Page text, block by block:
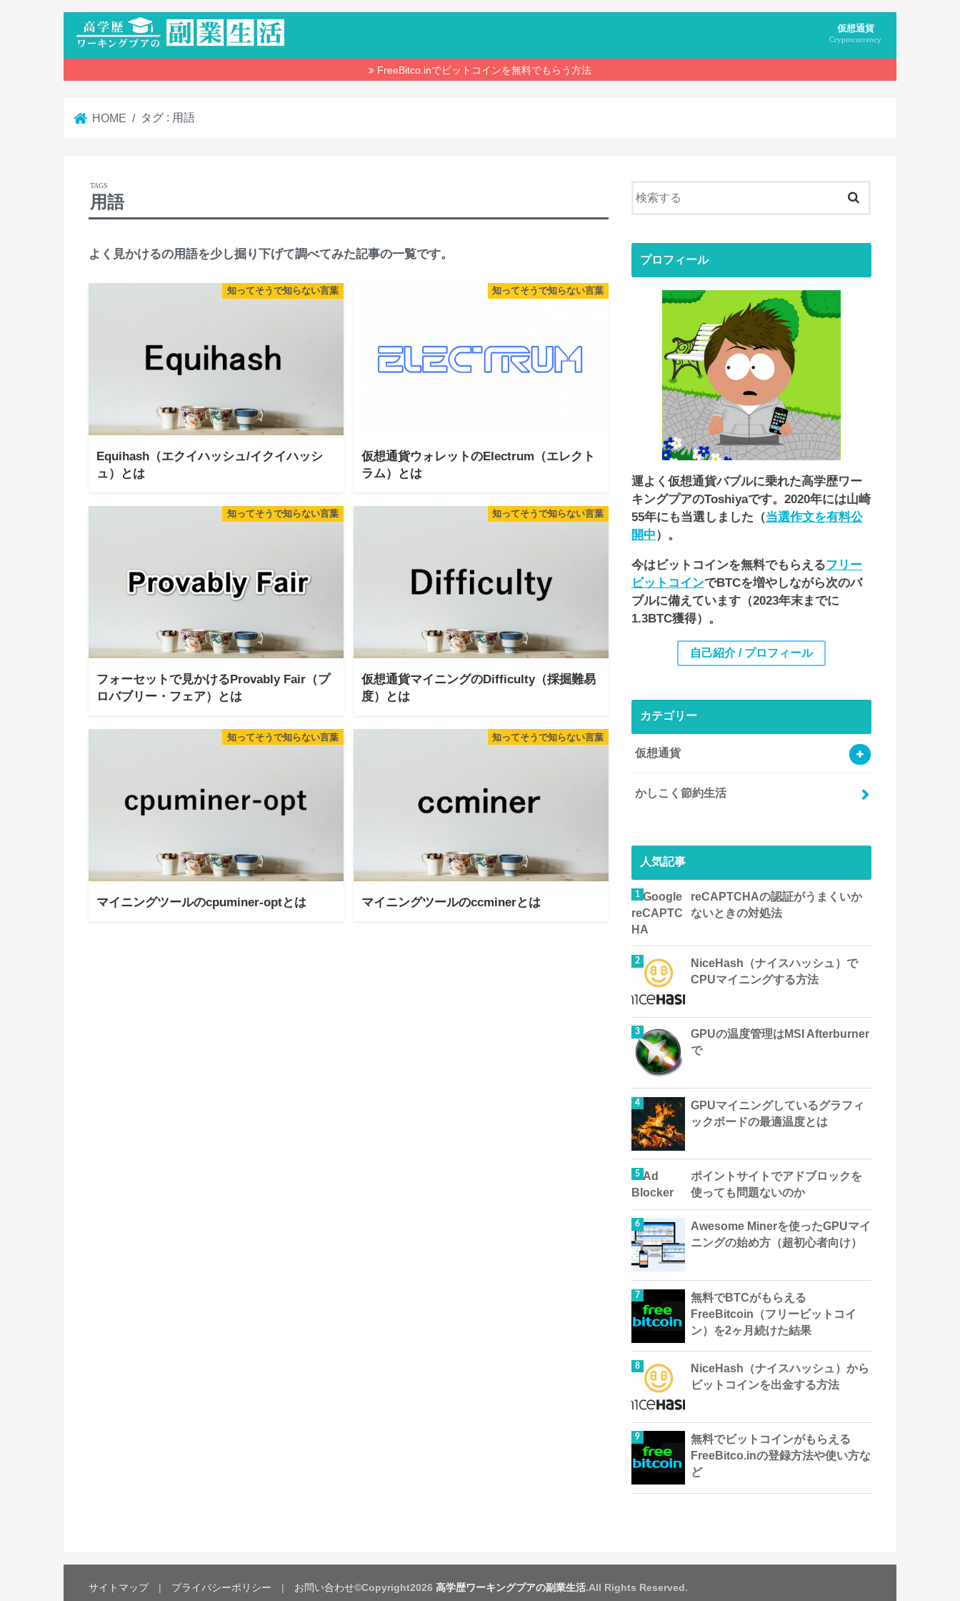
仮想通貨
Cryptocurrency
FreeBitco.inでビットコインを無料でもらう方法
HOME タグ : 用語
用語
よく見かけるの用語を少し掘り下げて調べてみた記事の一覧です。
知ってそうで知らない言葉
Equihash（エクイハッシュ/イクイハッシ
ュ）とは
知ってそうで知らない言葉
仮想通貨ウォレットのElectrum（エレクト
ラム）とは
知ってそうで知らない言葉
フォーセットで見かけるProvably Fair（プ
ロバブリー・フェア）とは
知ってそうで知らない言葉
仮想通貨マイニングのDifficulty（採掘難易
度）とは
知ってそうで知らない言葉
マイニングツールのcpuminer-optとは
知ってそうで知らない言葉
マイニングツールのccminerとは
プロフィール
運よく仮想通貨バブルに乗れた高学歴ワー
キングプアのToshiyaです。2020年には山崎
55年にも当選しました（当選作文を有料公
開中）。
今はビットコインを無料でもらえるフリー
ビットコインでBTCを増やしながら次のバ
ブルに備えています（2023年末までに
1.3BTC獲得）。
自己紹介 / プロフィール
カテゴリー
仮想通貨
かしこく節約生活
人気記事
reCAPTCHAの認証がうまくいか
ないときの対処法
NiceHash（ナイスハッシュ）で
CPUマイニングする方法
GPUの温度管理はMSI Afterburner
で
GPUマイニングしているグラフィ
ックボードの最適温度とは
ポイントサイトでアドブロックを
使っても問題ないのか
Awesome Minerを使ったGPUマイ
ニングの始め方（超初心者向け）
無料でBTCがもらえる
FreeBitcoin（フリービットコイ
ン）を2ヶ月続けた結果
NiceHash（ナイスハッシュ）から
ビットコインを出金する方法
無料でビットコインがもらえる
FreeBitco.inの登録方法や使い方な
ど
サイトマップ プライバシーポリシー お問い合わせ©Copyright2026 高学歴ワーキングプアの副業生活.All Rights Reserved.